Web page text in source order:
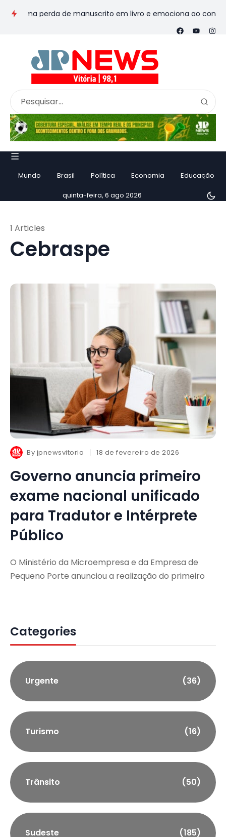
perda de manuscrito em livro e emociona ao contar
Mundo Brasil Política Economia Educação
quinta-feira, 6 ago 2026
Cebraspe
1 Articles
By jpnewsvitoria 18 de fevereiro de 2026
Governo anuncia primeiro
exame nacional unificado
para Tradutor e Intérprete
Público
O Ministério da Microempresa e da Empresa de
Pequeno Porte anunciou a realização do primeiro
Categories
Urgente (36)
Turismo (16)
Trânsito (50)
Sudeste (185)